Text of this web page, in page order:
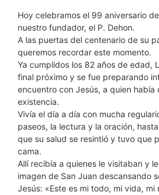
Hoy celebramos el 99 aniversario
nuestro fundador, el P. Dehon.
A las puertas del centenario de su
queremos recordar este momento.
Ya cumplidos los 82 años de edad,
final próximo y se fue preparando
encuentro con Jesús, a quien había
existencia.
Vivía el día a día con mucha
paseos, la lectura y la oración,
que su salud se resintió y tuvo que
cama.
Allí recibía a quienes le visitaban y
imagen de San Juan descansando
Jesús: «Este es mi todo, mi vida, mi